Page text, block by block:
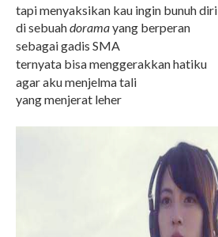
tapi menyaksikan kau ingin bunuh diri
di sebuahdoramayang berperan
sebagai gadis SMA
ternyata bisa menggerakkan hatiku
agar aku menjelma tali
yang menjerat leher